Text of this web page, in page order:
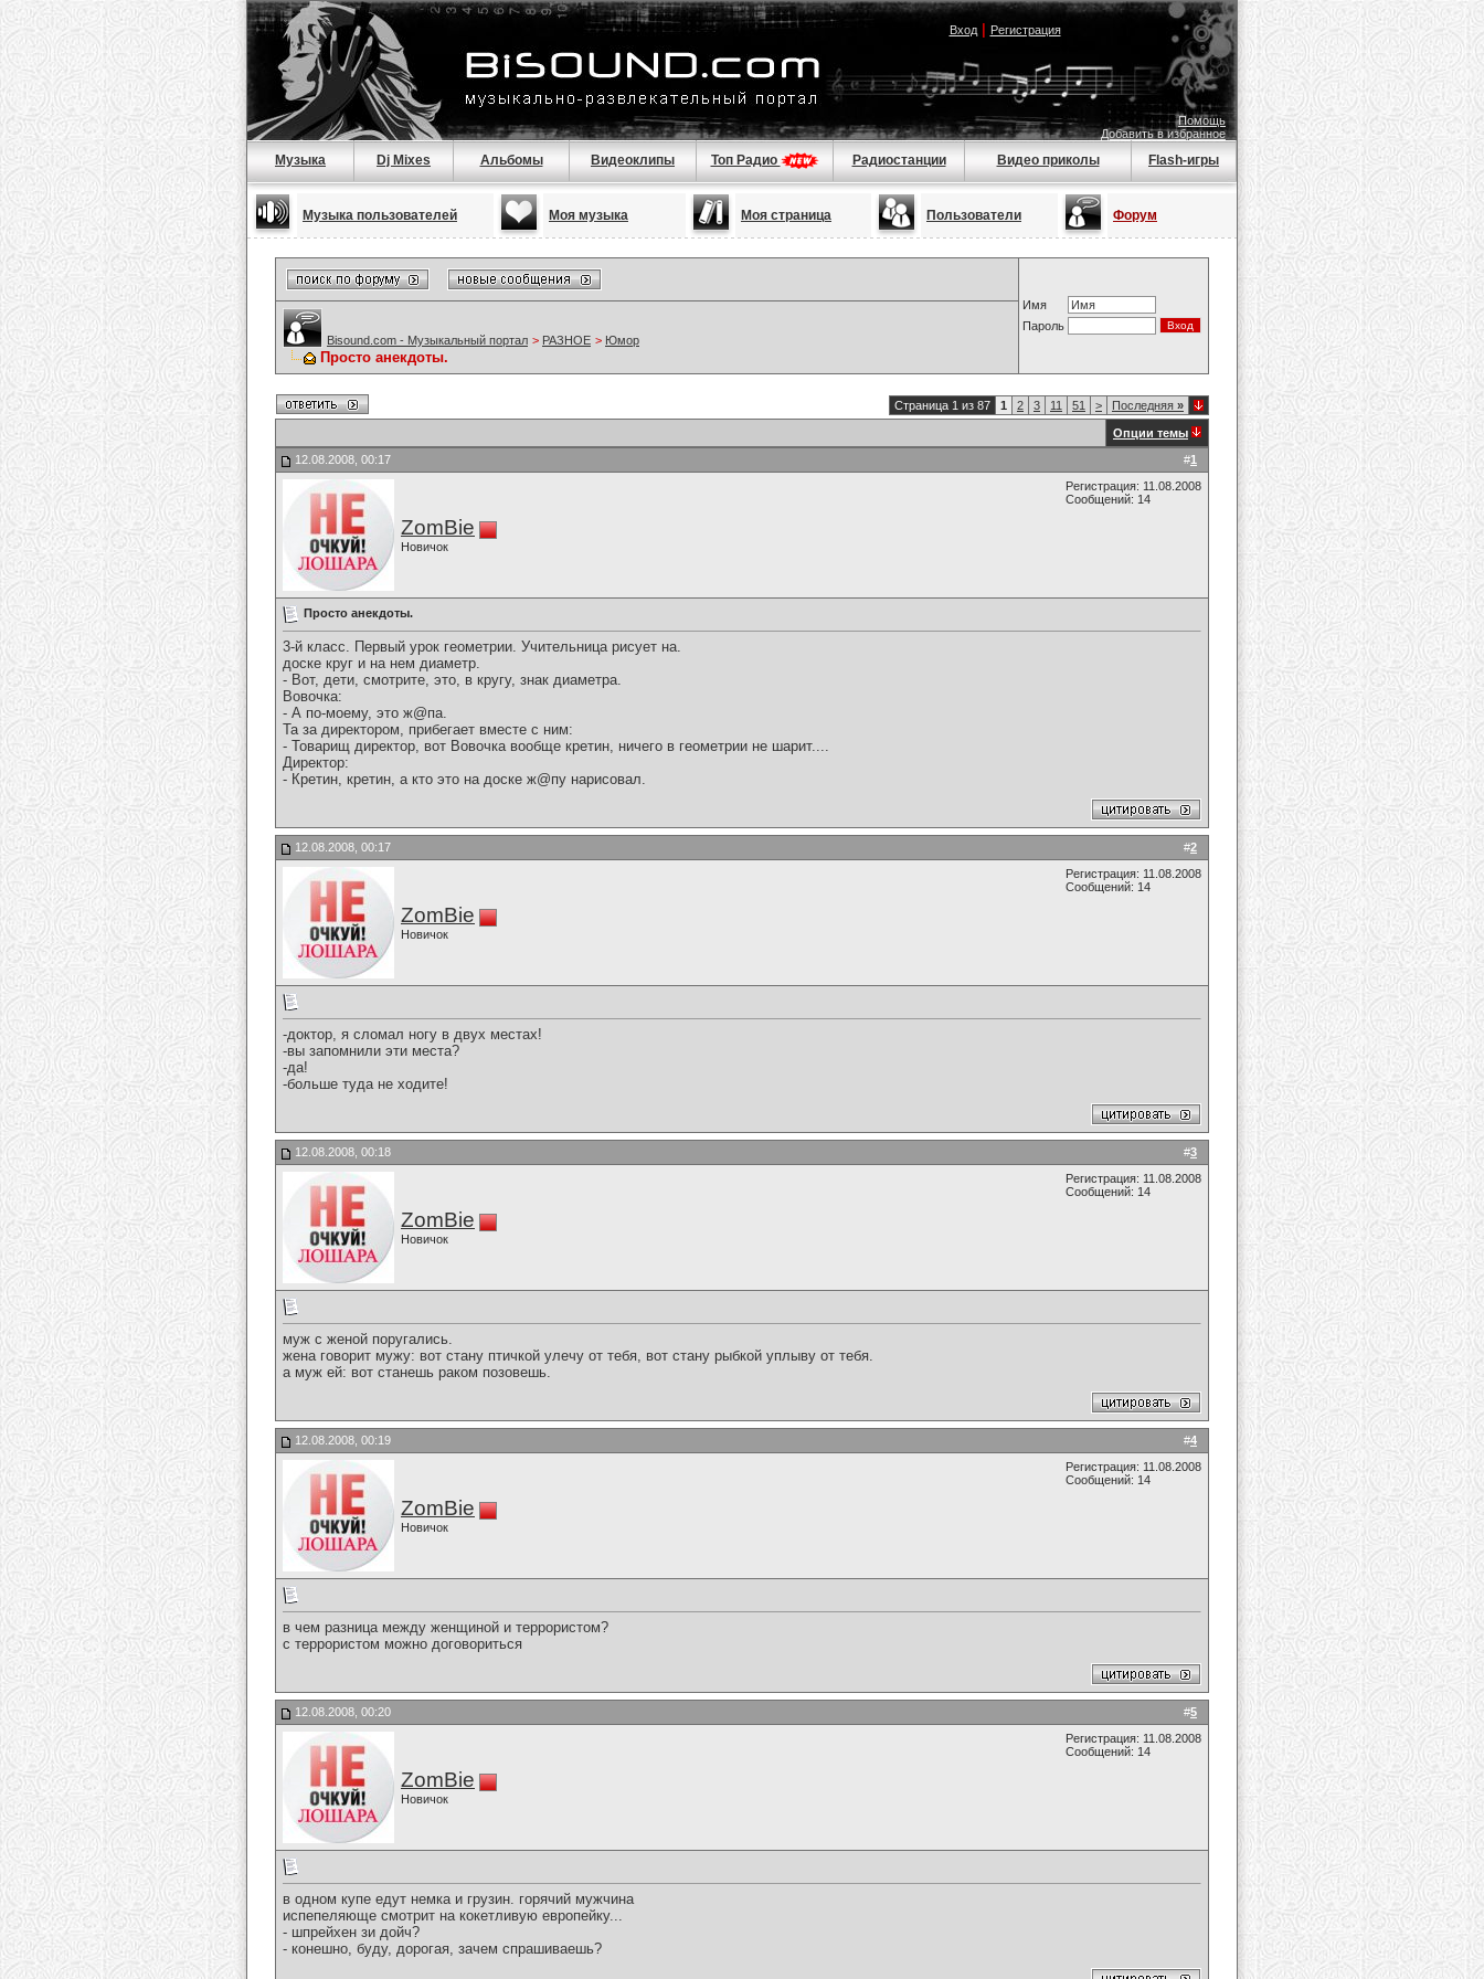
Вход| Регистрация
Помощь
Добавить в избранное
Музыка Dj Mixes Альбомы Видеоклипы Топ Радио Радиостанции Видео приколы Flash-игры
Музыка пользователей Моя музыка Моя страница Пользователи Форум
Имя
Пароль
Bisound.com - Музыкальный портал > РАЗНОЕ > Юмор
Просто анекдоты.
Страница 1 из 87 1 2 3 11 51 > Последняя »
Опции темы
#1
12.08.2008, 00:17
ZomBie
Новичок
Регистрация: 11.08.2008
Сообщений: 14
Просто анекдоты.
3-й класс. Пеpвый уpок геометpии. Учительница pисует на.
доске кpуг и на нем диаметp.
- Вот, дети, смотpите, это, в кpугу, знак диаметpа.
Вовочка:
- А по-моему, это ж@па.
Та за диpектоpом, пpибегает вместе с ним:
- Товаpищ диpектоp, вот Вовочка вообще кpетин, ничего в геометpии не шаpит....
Диpектоp:
- Кpетин, кpетин, а кто это на доске ж@пу наpисовал.
#2
12.08.2008, 00:17
ZomBie
Новичок
Регистрация: 11.08.2008
Сообщений: 14
-доктор, я сломал ногу в двух местах!
-вы запомнили эти места?
-да!
-больше туда не ходите!
#3
12.08.2008, 00:18
ZomBie
Новичок
Регистрация: 11.08.2008
Сообщений: 14
муж с женой поругались.
жена говорит мужу: вот стану птичкой улечу от тебя, вот стану рыбкой уплыву от тебя.
а муж ей: вот станешь раком позовешь.
#4
12.08.2008, 00:19
ZomBie
Новичок
Регистрация: 11.08.2008
Сообщений: 14
в чем разница между женщиной и террористом?
с террористом можно договориться
#5
12.08.2008, 00:20
ZomBie
Новичок
Регистрация: 11.08.2008
Сообщений: 14
в одном купе едут немка и грузин. горячий мужчина
испепеляюще смотрит на кокетливую европейку...
- шпрейхен зи дойч?
- конешно, буду, дорогая, зачем спрашиваешь?